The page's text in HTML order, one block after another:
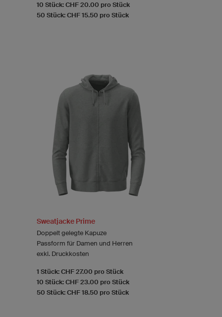
10 Stück: CHF 20.00 pro Stück
50 Stück: CHF 15.50 pro Stück
Sweatjacke Prime
Doppelt gelegte Kapuze
Passform für Damen und Herren
exkl. Druckkosten
1 Stück: CHF 27.00 pro Stück
10 Stück: CHF 23.00 pro Stück
50 Stück: CHF 18.50 pro Stück